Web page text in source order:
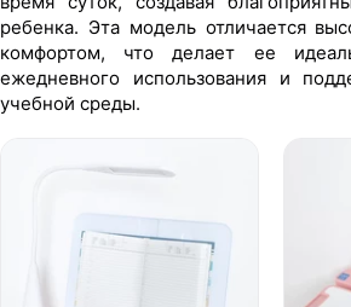
ребенка. Эта модель отличается
комфортом, что делает ее
ежедневного использования и
учебной среды.